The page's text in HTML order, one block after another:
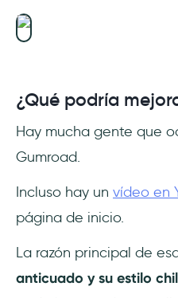
¿Qué podría
Hay mucha gente que
Gumroad.
Incluso hay un vídeo en
página de inicio.
La razón principal de
anticuado y su estilo